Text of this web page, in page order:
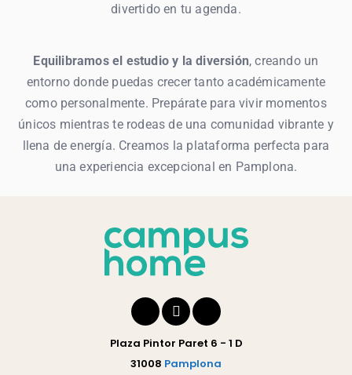
divertido en tu agenda.
Equilibramos el estudio y la diversión, creando un
entorno donde puedas crecer tanto académicamente
como personalmente. Prepárate para vivir momentos
únicos mientras te rodeas de una comunidad vibrante y
llena de energía. Creamos la plataforma perfecta para
una experiencia excepcional en Pamplona.
Plaza Pintor Paret 6 - 1 D
31008 Pamplona